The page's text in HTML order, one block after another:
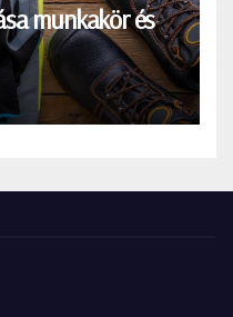
munkakör és